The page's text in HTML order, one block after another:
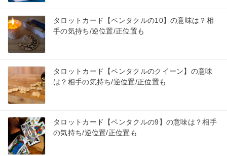
タロットカード【ペンタクルの10】の意味は？相
手の気持ち/逆位置/正位置も
タロットカード【ペンタクルのクイーン】の意味
は？相手の気持ち/逆位置/正位置も
タロットカード【ペンタクルの9】の意味は？相手
の気持ち/逆位置/正位置も